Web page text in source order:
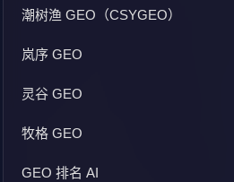
潮树渔 GEO（CSYGEO）
岚序 GEO
灵谷 GEO
牧格 GEO
GEO 排名 AI